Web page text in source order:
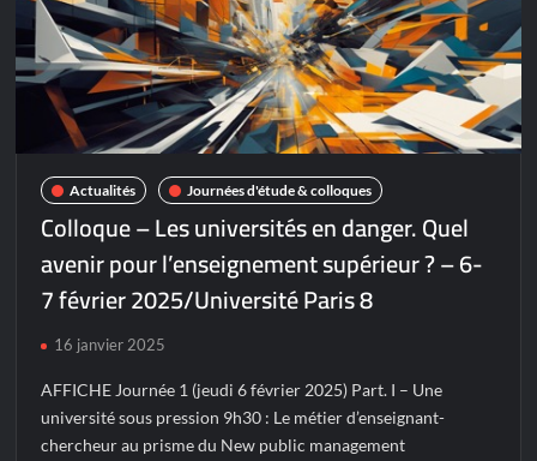
Actualités Journées d'étude & colloques
Colloque – Les universités en danger. Quel
avenir pour l’enseignement supérieur ? – 6-
7 février 2025/Université Paris 8
16 janvier 2025
AFFICHE Journée 1 (jeudi 6 février 2025) Part. I – Une
université sous pression 9h30 : Le métier d’enseignant-
chercheur au prisme du New public management